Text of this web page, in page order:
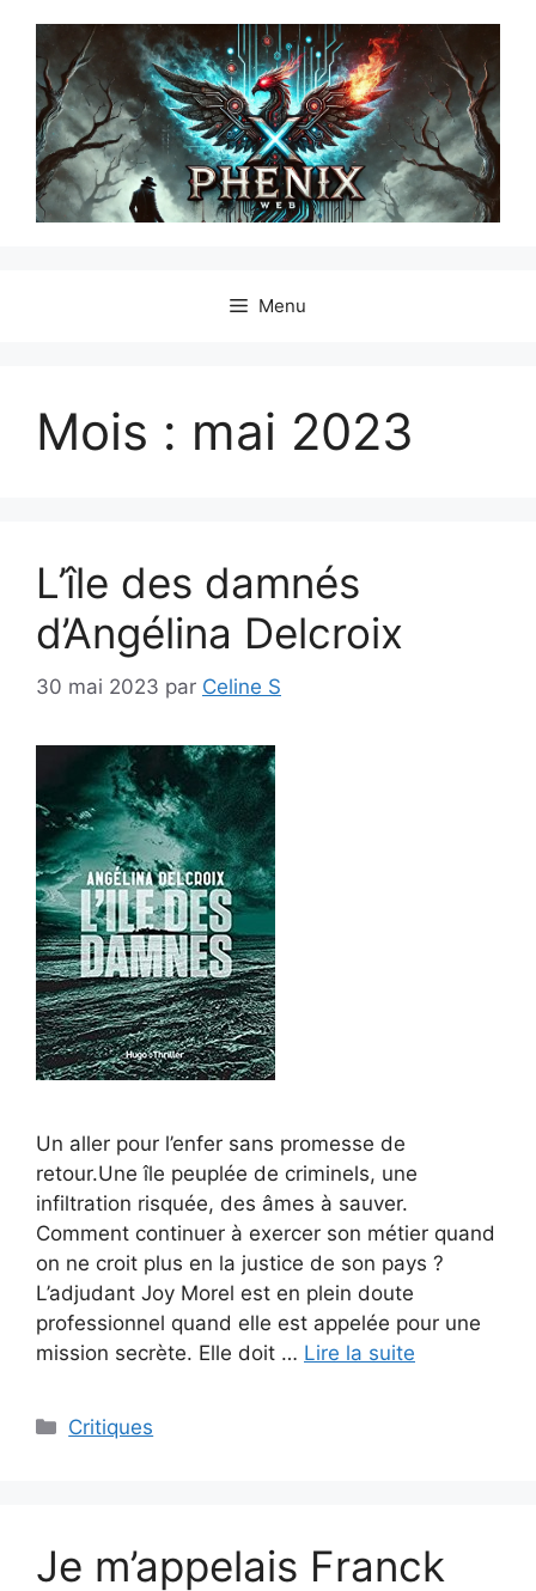
Menu
Mois : mai 2023
L’île des damnés
d’Angélina Delcroix
30 mai 2023 par Celine S
Un aller pour l’enfer sans promesse de
retour.Une île peuplée de criminels, une
infiltration risquée, des âmes à sauver.
Comment continuer à exercer son métier quand
on ne croit plus en la justice de son pays ?
L’adjudant Joy Morel est en plein doute
professionnel quand elle est appelée pour une
mission secrète. Elle doit … Lire la suite
Critiques
Je m’appelais Franck